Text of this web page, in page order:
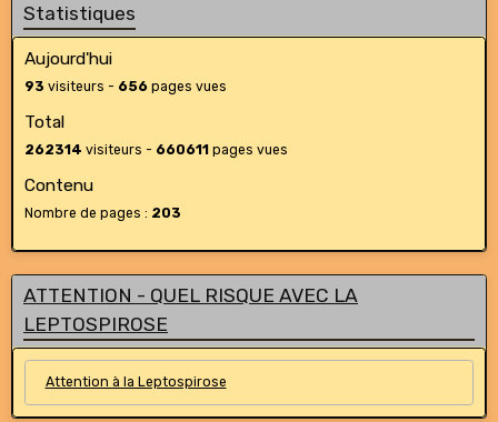
Statistiques
Aujourd'hui
93 visiteurs - 656 pages vues
Total
262314 visiteurs - 660611 pages vues
Contenu
Nombre de pages : 203
ATTENTION - QUEL RISQUE AVEC LA
LEPTOSPIROSE
Attention à la Leptospirose